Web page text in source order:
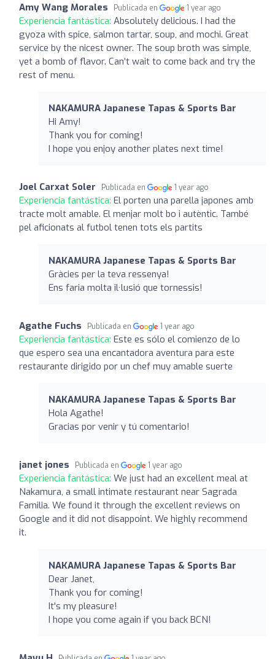
Amy Wang Morales Publicada en 1 year ago
Experiencia fantástica: Absolutely delicious. I had the
gyoza with spice, salmon tartar, soup, and mochi. Great
service by the nicest owner. The soup broth was simple,
yet a bomb of flavor. Can’t wait to come back and try the
rest of menu.
NAKAMURA Japanese Tapas & Sports Bar
Hi Amy!
Thank you for coming!
I hope you enjoy another plates next time!
Joel Carxat Soler Publicada en 1 year ago
Experiencia fantástica: El porten una parella japones amb
tracte molt amable. El menjar molt bo i autèntic. També
pel aficionats al futbol tenen tots els partits
NAKAMURA Japanese Tapas & Sports Bar
Gràcies per la teva ressenya!
Ens faria molta il·lusió que tornessis!
Agathe Fuchs Publicada en 1 year ago
Experiencia fantástica: Este es sólo el comienzo de lo
que espero sea una encantadora aventura para este
restaurante dirigido por un chef muy amable suerte
NAKAMURA Japanese Tapas & Sports Bar
Hola Agathe!
Gracias por venir y tú comentario!
janet jones Publicada en 1 year ago
Experiencia fantástica: We just had an excellent meal at
Nakamura, a small intimate restaurant near Sagrada
Familia. We found it through the excellent reviews on
Google and it did not disappoint. We highly recommend
it.
NAKAMURA Japanese Tapas & Sports Bar
Dear Janet,
Thank you for coming!
It's my pleasure!
I hope you come again if you back BCN!